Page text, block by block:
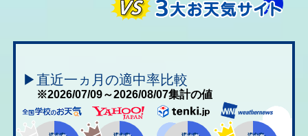
▶直近一ヵ月の適中率比較
※2026/07/09～2026/08/07集計の値